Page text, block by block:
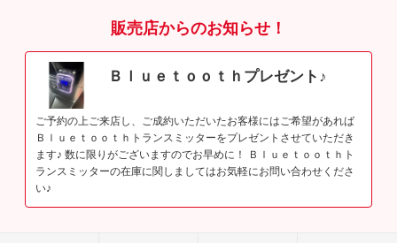
販売店からのお知らせ！
Ｂｌｕｅｔｏｏｔｈプレゼント♪
ご予約の上ご来店し、ご成約いただいたお客様にはご希望があれば
Ｂｌｕｅｔｏｏｔｈトランスミッターをプレゼントさせていただき
ます♪ 数に限りがございますのでお早めに！ Ｂｌｕｅｔｏｏｔｈト
ランスミッターの在庫に関しましてはお気軽にお問い合わせくださ
い♪